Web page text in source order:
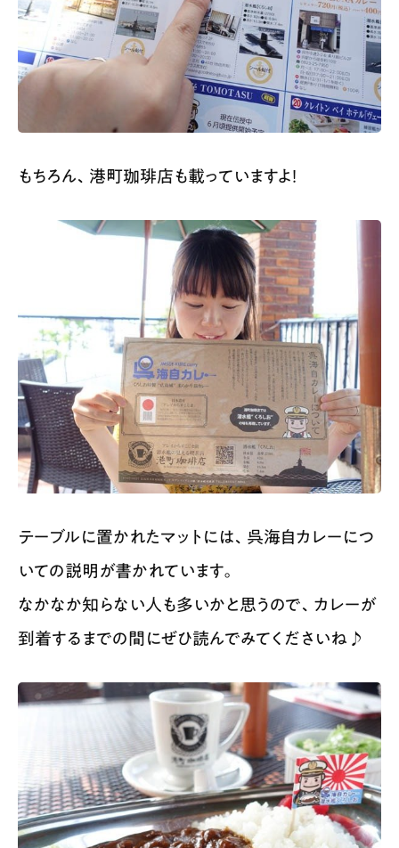
もちろん、港町珈琲店も載っていますよ！
テーブルに置かれたマットには、呉海自カレーにつ
いての説明が書かれています。
なかなか知らない人も多いかと思うので、カレーが
到着するまでの間にぜひ読んでみてくださいね♪